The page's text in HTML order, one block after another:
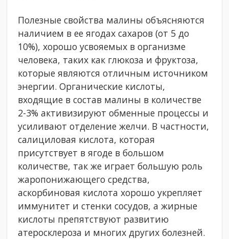
Полезные свойства малины объясняются
наличием в ее ягодах сахаров (от 5 до
10%), хорошо усвояемых в организме
человека, таких как глюкоза и фруктоза,
которые являются отличным источником
энергии. Органические кислоты,
входящие в состав малины в количестве
2-3% активизируют обменные процессы и
усиливают отделение желчи. В частности,
салициловая кислота, которая
присутствует в ягоде в большом
количестве, так же играет большую роль
жаропонижающего средства,
аскорбиновая кислота хорошо укрепляет
иммунитет и стенки сосудов, а жирные
кислоты препятствуют развитию
атеросклероза и многих других болезней.